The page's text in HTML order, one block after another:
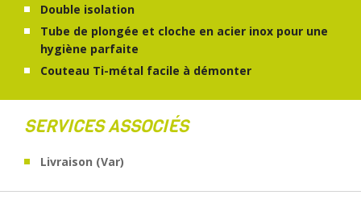
Double isolation
Tube de plongée et cloche en acier inox pour une
hygiène parfaite
Couteau Ti-métal facile à démonter
SERVICES ASSOCIÉS
Livraison (Var)